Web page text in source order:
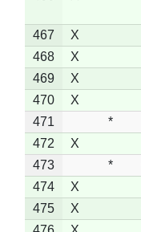
467 X
468
X
469
X
470
X
471
*
472
X
473
*
474
X
475
X